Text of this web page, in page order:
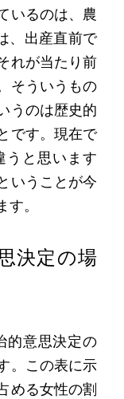
いるのは、農
、出産直前で
れが当たり前
そういうもの
うのは歴史的
です。現在で
うと思います
いうことが今
。
決定の場
的意思決定の
。この表に示
める女性の割